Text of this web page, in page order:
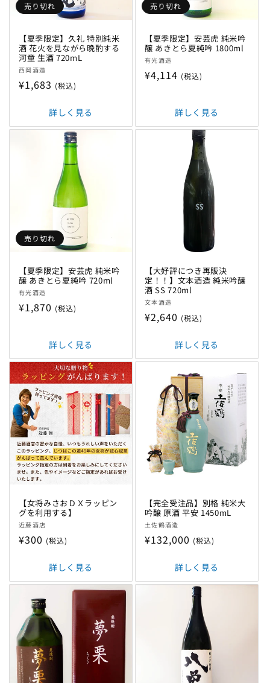
売り切れ
【夏季限定】久礼 特別純米
酒 花火を見ながら晩酌する
河童 生酒 720mL
販
売
西岡酒造
通
格
¥1,683 (税込)
詳しく見る
売り切れ
【夏季限定】安芸虎 純米吟
醸 あきとら夏純吟 1800ml
販
売
有光酒造
通
¥4,114 (税込)
詳しく見る
売り切れ
【夏季限定】安芸虎 純米吟
醸 あきとら夏純吟 720ml
販
売
有光酒造
通
¥1,870 (税込)
詳しく見る
【大好評につき再販決
定！！】文本酒造 純米吟醸
酒 SS 720ml
販
売
文本酒造
通
格
¥2,640 (税込)
詳しく見る
【女将みさおＤＸラッピン
グを利用する】
販
売
近藤酒店
通
格
¥300 (税込)
詳しく見る
【完全受注品】別格 純米大
吟醸 原酒 平安 1450mL
販
売
土佐鶴酒造
通
格
¥132,000 (税込)
詳しく見る